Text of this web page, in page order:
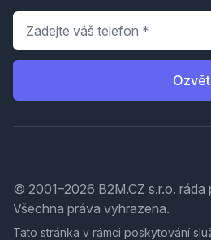
Telefon
© 2001–2026 B2M.CZ s.r.o. ráda
Všechna práva vyhrazena.
Tato stránka v rámci poskytování